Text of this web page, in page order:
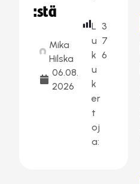
:stä
Mika
Hilska
06.08.
2026
L
u
k
u
k
er
t
oj
a:
3
7
6